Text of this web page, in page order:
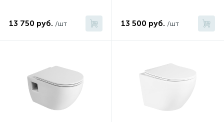
13 750 руб. /шт 13 500 руб. /шт
Встраиваемые смесители для душа
Держатели ручного душа
Для биде